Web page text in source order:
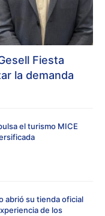
Fiesta
la demanda
el turismo MICE
abrió su tienda oficial
de los